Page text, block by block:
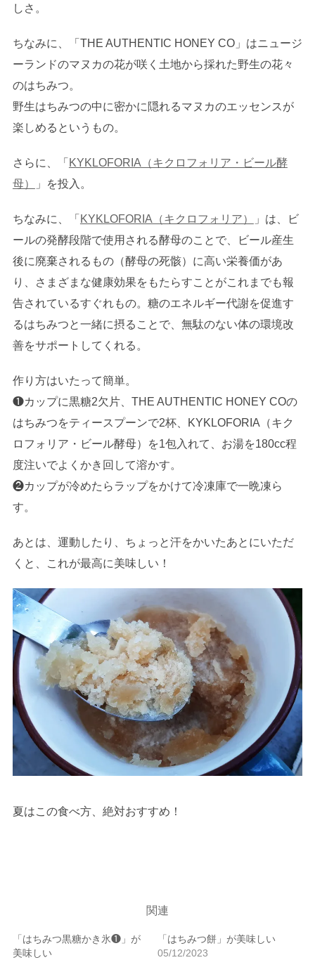
しさ。
ちなみに、「THE AUTHENTIC HONEY CO」はニュージ
ーランドのマヌカの花が咲く土地から採れた野生の花々
のはちみつ。
野生はちみつの中に密かに隠れるマヌカのエッセンスが
楽しめるというもの。
さらに、「 KYKLOFORIA（キクロフォリア・ビール酵
母）
」を投入。
ちなみに、「 KYKLOFORIA（キクロフォリア）
」は、ビ
ールの発酵段階で使用される酵母のことで、ビール産生
後に廃棄されるもの（酵母の死骸）に高い栄養価があ
り、さまざまな健康効果をもたらすことがこれまでも報
告されているすぐれもの。糖のエネルギー代謝を促進す
るはちみつと一緒に摂ることで、無駄のない体の環境改
善をサポートしてくれる。
作り方はいたって簡単。
❶カップに黒糖2欠片、THE AUTHENTIC HONEY COの
はちみつをティースプーンで2杯、KYKLOFORIA（キク
ロフォリア・ビール酵母）を1包入れて、お湯を180cc程
度注いでよくかき回して溶かす。
❷カップが冷めたらラップをかけて冷凍庫で一晩凍ら
す。
あとは、運動したり、ちょっと汗をかいたあとにいただ
くと、これが最高に美味しい！
夏はこの食べ方、絶対おすすめ！
関連
「はちみつ黒糖かき氷❶」が
美味しい
「はちみつ餅」が美味しい
05/12/2023